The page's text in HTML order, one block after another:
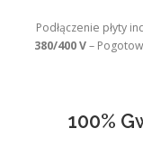
Podłączenie płyty
380/400 V–
100%